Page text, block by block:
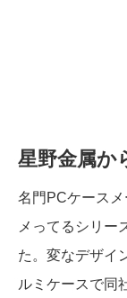
星野金属か
名門PCケース
メってるシリー
た。変なデザイ
ルミケースで同